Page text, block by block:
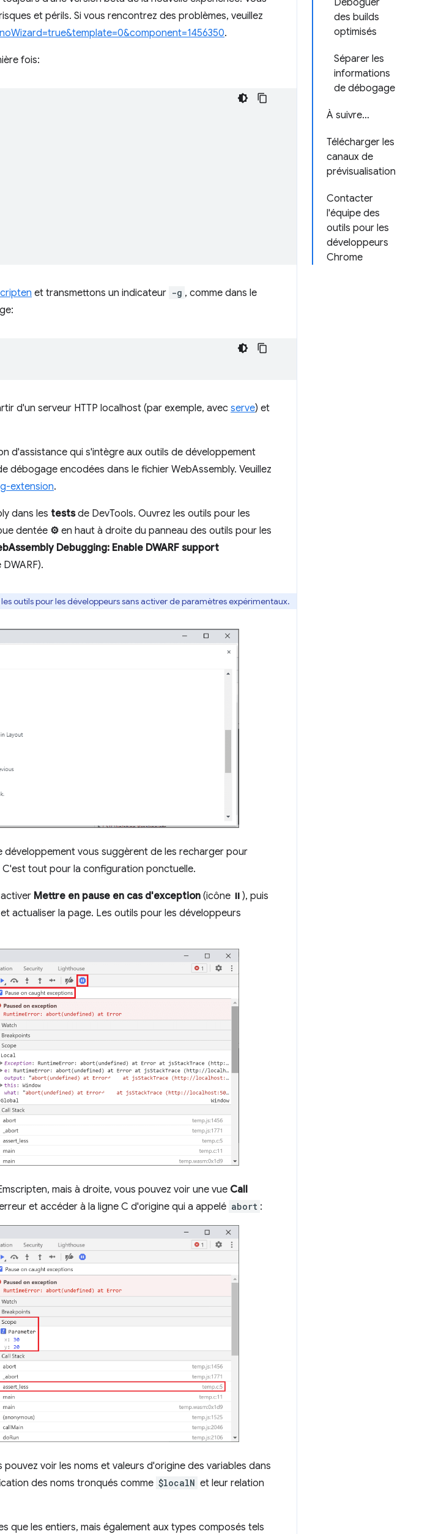
Déboguer
des builds
optimisés
Séparer les
informations
de débogage
À suivre…
Télécharger les
canaux de
prévisualisation
Contacter
l'équipe des
outils pour les
développeurs
Chrome
et périls. Si vous rencontrez des problèmes, veuillez
.
fois:
et transmettons un indicateur -g , comme dans le
d'un serveur HTTP localhost (par exemple, avecserve) et
d'assistance qui s'intègre aux outils de développement
encodées dans le fichier WebAssembly. Veuillez
extension.
dans les testsde DevTools. Ouvrez les outils pour les
dentée ⚙ en haut à droite du panneau des outils pour les
Debugging: Enable DWARF support
outils pour les développeurs sans activer de paramètres expérimentaux.
développement vous suggèrent de les recharger pour
tout pour la configuration ponctuelle.
Mettre en pause en cas d'exception (icône ⏸), puis
et actualiser la page. Les outils pour les développeurs
mais à droite, vous pouvez voir une vue Call
et accéder à la ligne C d'origine qui a appelé abort :
pouvez voir les noms et valeurs d'origine des variables dans
des noms tronqués comme $localN et leur relation
que les entiers, mais également aux types composés tels